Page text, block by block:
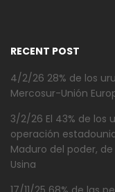
RECENT POST
4/2/26 28% de los
Mercosur-Unión
3/2/26 El 43% de los
operación
Maduro del poder,
Usina